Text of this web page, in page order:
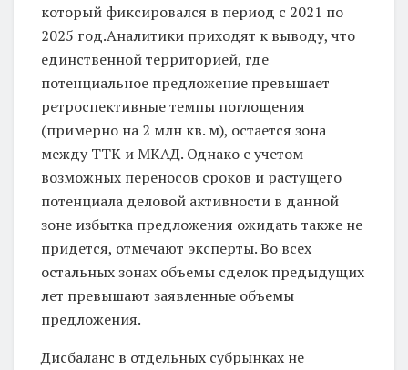
который фиксировался в период с 2021 по
2025 год.Аналитики приходят к выводу, что
единственной территорией, где
потенциальное предложение превышает
ретроспективные темпы поглощения
(примерно на 2 млн кв. м), остается зона
между ТТК и МКАД. Однако с учетом
возможных переносов сроков и растущего
потенциала деловой активности в данной
зоне избытка предложения ожидать также не
придется, отмечают эксперты. Во всех
остальных зонах объемы сделок предыдущих
лет превышают заявленные объемы
предложения.
Дисбаланс в отдельных субрынках не